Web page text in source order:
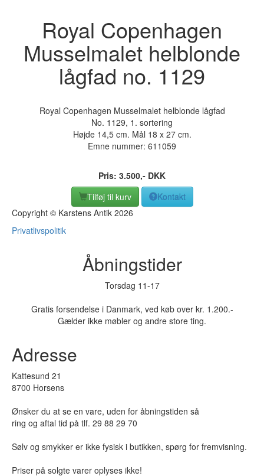
Royal Copenhagen
Musselmalet helblonde
lågfad no. 1129
Royal Copenhagen Musselmalet helblonde lågfad
No. 1129, 1. sortering
Højde 14,5 cm. Mål 18 x 27 cm.
Emne nummer: 611059
Pris: 3.500,- DKK
Tilføj til kurv
Kontakt
Copyright © Karstens Antik 2026
Privatlivspolitik
Åbningstider
Torsdag 11-17
Gratis forsendelse i Danmark, ved køb over kr. 1.200.-
Gælder ikke møbler og andre store ting.
Adresse
Kattesund 21
8700 Horsens
Ønsker du at se en vare, uden for åbningstiden så
ring og aftal tid på tlf. 29 88 29 70
Sølv og smykker er ikke fysisk i butikken, spørg for fremvisning.
Priser på solgte varer oplyses ikke!